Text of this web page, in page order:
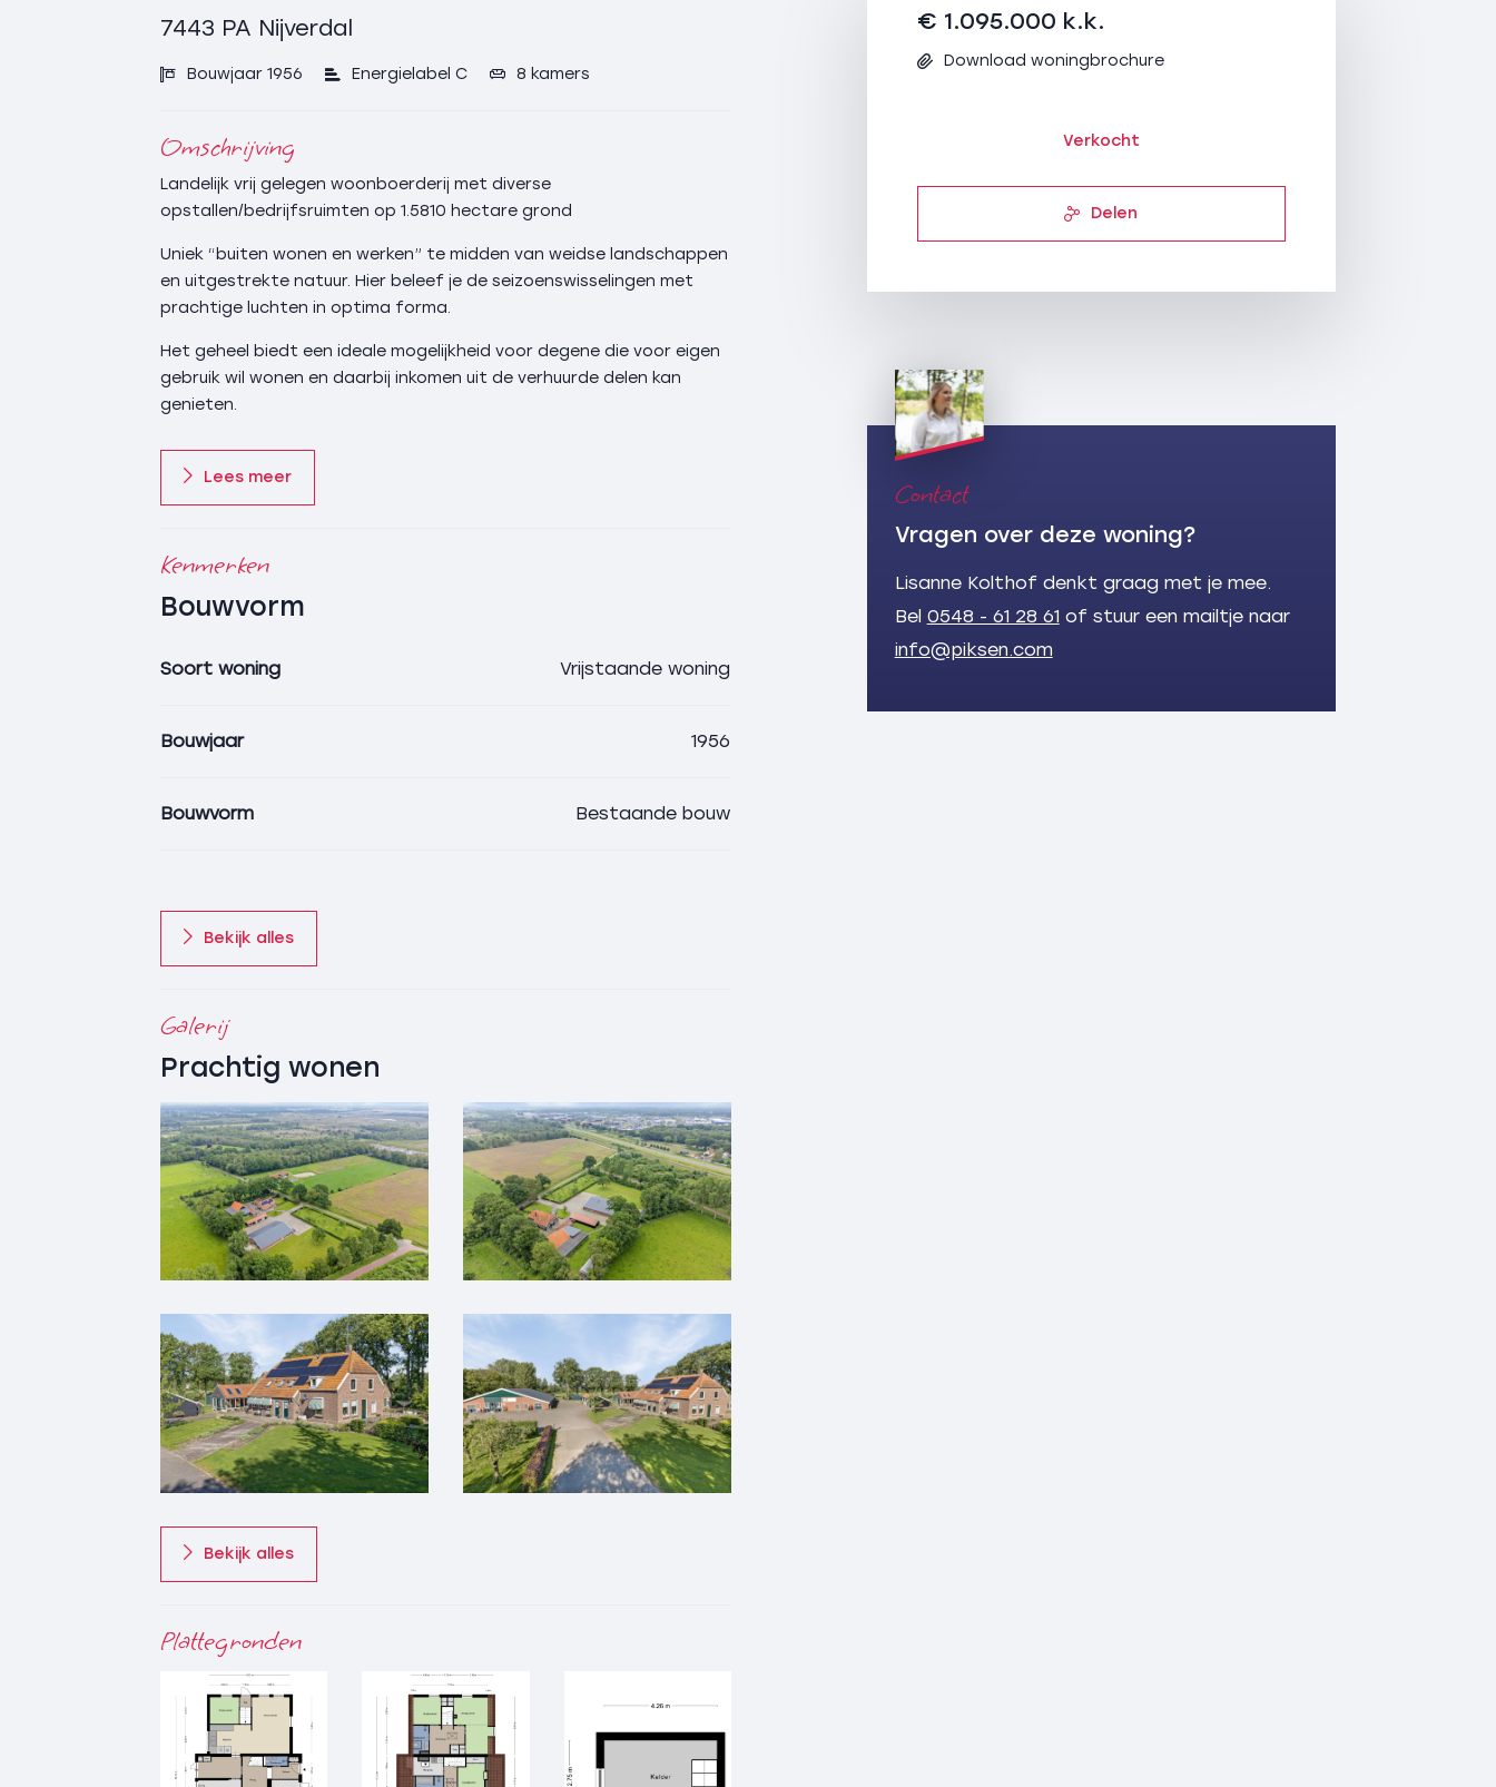
7443 PA Nijverdal
Bouwjaar 1956 Energielabel C 8 kamers
Omschrijving
Landelijk vrij gelegen woonboerderij met diverse
opstallen/bedrijfsruimten op 1.5810 hectare grond
Uniek “buiten wonen en werken” te midden van weidse landschappen
en uitgestrekte natuur. Hier beleef je de seizoenswisselingen met
prachtige luchten in optima forma.
Het geheel biedt een ideale mogelijkheid voor degene die voor eigen
gebruik wil wonen en daarbij inkomen uit de verhuurde delen kan
genieten.
De ligging net buiten de bebouwde kom van Nijverdal, tegen het
prachtige Natura 2000 gebied Wierdense veld is buitengewoon. Hier
vind je ultieme rust en ruimte terwijl centrum Nijverdal, NS station
op ca. 0,5 km.
Nijverdal deel van de gemeente Hellendoorn heeft een gezellig
vormen van onderwijs. Dit maakt het voor het gehele gezin een fijne
Heuvelrug en het dal van rivier de Regge, zo dichtbij, is een blijvend
Inrichting Erf
wordt omzoomd met de voor Twente en Salland typerende
windsingels/hagen en struwelen.
De vrijstaande karakteristieke woonboerderij die ingedeeld is in een
daarbij de omliggende tuin en fruitboomgaard, een kapschuur,
hobbyruimte-bergingen, tuinhuis/serre en een garage. Een tweetal
vrijstaande bedrijfsruimten (beide in verhuurde staat) en een
separaat zomerhuis, voormalig bakhuisje (in verhuurde staat).
Omschrijving en indeling woonboerderij
De woonboerderij is in 1956 op traditionele wijze gebouwd waarna in
2000 het achterhuis is gerealiseerd en volledig geïsoleerd. De
ontstane dubbele indeling is ideaal voor gedeeld wonen waarbij
Voorhuis
Begane grond: Entree, hal, trapopgang, slaapkamer (1), woonkamer,
open woonkeuken voorzien van vaatwasser, combi-oven, inductie-
kooktoestel, koelkast en afzuigkap. Vanuit de woonkeuken is de
provisiekelder toegankelijk. Achteringang, meterkast, hal met vaste
kastruimte en afsluitbare tussendeur/doorloop naar achterhuis,
1e verdieping: Overloop met vaste kast, slaapkamer (2), extra grote
een (4e) slaapkamer te realiseren, badkamer voorzien van douche,
wastafelmeubel en toilet.
2e verdieping: Royale zolderberging bereikbaar met vlizotrap.
Achterhuis
Begane grond: Entree, meterkast, hal met trapopgang en
Lees meer
Kenmerken
Bouwvorm
Soort woning Vrijstaande woning
Bouwjaar 1956
Bouwvorm Bestaande bouw
Bekijk alles
Galerij
Prachtig wonen
Bekijk alles
Plattegronden
€ 1.095.000 k.k.
Download woningbrochure
Verkocht
Delen
Contact
Vragen over deze woning?
Lisanne Kolthof denkt graag met je mee.
Bel 0548 - 61 28 61 of stuur een mailtje naar
info@piksen.com